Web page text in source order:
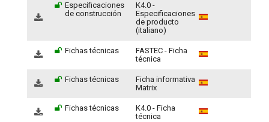
Especificaciones
de construcción
K4.0 -
Especificaciones
de producto
(italiano)
Fichas técnicas
FASTEC - Ficha
técnica
Fichas técnicas
Ficha informativa
Matrix
Fichas técnicas
K4.0 - Ficha
técnica